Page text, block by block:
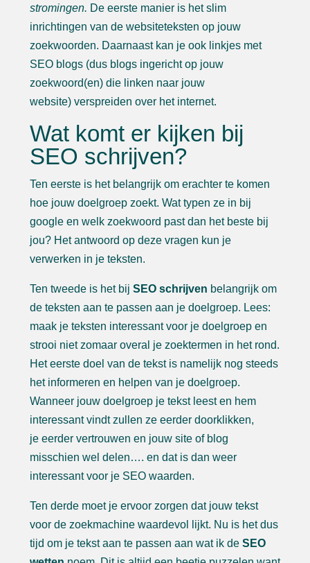
stromingen. De eerste manier is het slim
inrichtingen van de websiteteksten op jouw
zoekwoorden. Daarnaast kan je ook linkjes met
SEO blogs (dus blogs ingericht op jouw
zoekwoord(en) die linken naar jouw
website) verspreiden over het internet.
Wat komt er kijken bij
SEO schrijven?
Ten eerste is het belangrijk om erachter te komen
hoe jouw doelgroep zoekt. Wat typen ze in bij
google en welk zoekwoord past dan het beste bij
jou? Het antwoord op deze vragen kun je
verwerken in je teksten.
Ten tweede is het bij SEO schrijven belangrijk om
de teksten aan te passen aan je doelgroep. Lees:
maak je teksten interessant voor je doelgroep en
strooi niet zomaar overal je zoektermen in het rond.
Het eerste doel van de tekst is namelijk nog steeds
het informeren en helpen van je doelgroep.
Wanneer jouw doelgroep je tekst leest en hem
interessant vindt zullen ze eerder doorklikken,
je eerder vertrouwen en jouw site of blog
misschien wel delen…. en dat is dan weer
interessant voor je SEO waarden.
Ten derde moet je ervoor zorgen dat jouw tekst
voor de zoekmachine waardevol lijkt. Nu is het dus
tijd om je tekst aan te passen aan wat ik de SEO